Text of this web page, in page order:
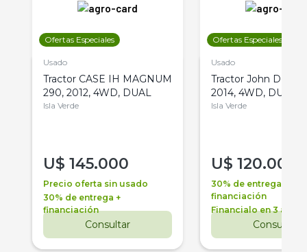
Ofertas Especiales
Usado
Tractor CASE IH MAGNUM
290, 2012, 4WD, DUAL
Isla Verde
U$ 145.000
Precio oferta sin usado
30% de entrega +
financiación
Consultar
Ofertas Especiales
Usado
Tractor John Deere
2014, 4WD, DUAL
Isla Verde
U$ 120.000
30% de entrega +
financiación
Financialo en 3 años
Consultar